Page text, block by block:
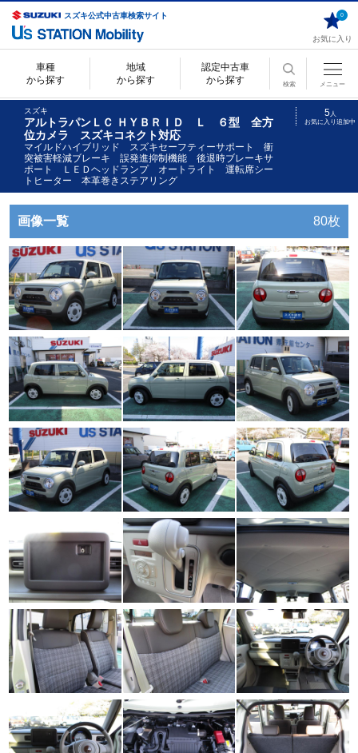
スズキ公式中古車検索サイト
お気に入り
0
車種
から探す
地域
から探す
認定中古車
から探す
検索 メニュー
スズキ
アルトラパンＬＣ ＨＹＢＲＩＤ Ｌ ６型 全方
位カメラ スズキコネクト対応
マイルドハイブリッド スズキセーフティーサポート 衝
突被害軽減ブレーキ 誤発進抑制機能 後退時ブレーキサ
ポート ＬＥＤヘッドランプ オートライト 運転席シー
トヒーター 本革巻きステアリング
5人
お気に入り追加中
画像一覧 80枚